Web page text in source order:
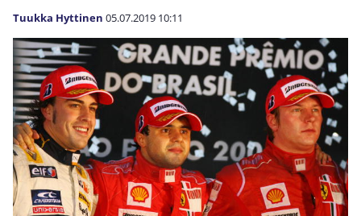
Tuukka Hyttinen 05.07.2019 10:11